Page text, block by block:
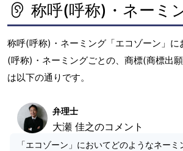
称呼(呼称)・ネーミ
称呼(呼称)・ネーミング「エコゾーン」に
(呼称)・ネーミングごとの、商標(商標出
は以下の通りです。
弁理士
大瀬 佳之のコメント
「エコゾーン」においてどのようなネー